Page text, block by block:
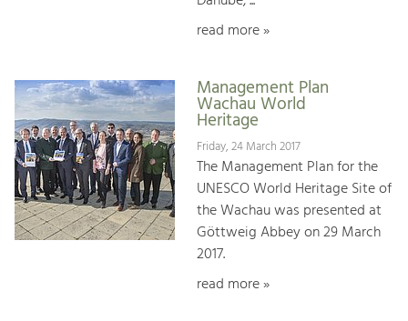
read more »
Management Plan
Wachau World
Heritage
Friday, 24 March 2017
The Management Plan for the
UNESCO World Heritage Site of
the Wachau was presented at
Göttweig Abbey on 29 March
2017.
read more »